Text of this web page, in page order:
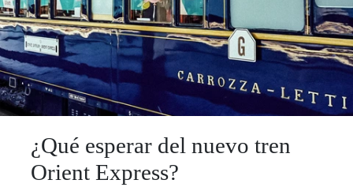
¿Qué esperar del nuevo tren
Orient Express?